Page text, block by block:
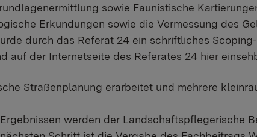
sowie Faunistische
Erkundungen sowie die Vermessung des
durch das Referat 24 ein schriftliches
auf der Internetseite des Referates 24 hier
Straßenplanung erarbeitet und mehrere
werden der Landschaftspflegerische